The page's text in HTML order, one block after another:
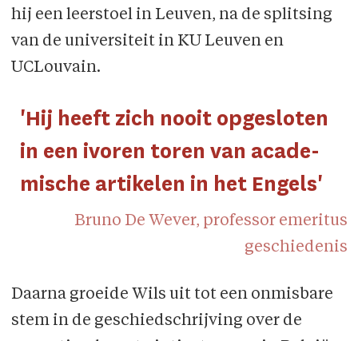
hij een leerstoel in Leuven, na de splitsing
van de universiteit in KU Leuven en
UCLouvain.
'Hij heeft zich nooit opgesloten
in een ivoren toren van acade­
mische artikelen in het Engels'
Bruno De Wever, professor emeritus
geschiedenis
Daarna groeide Wils uit tot een onmisbare
stem in de geschiedschrijving over de